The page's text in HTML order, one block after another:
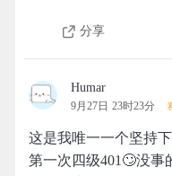
分享
Humar
9月27日 23时23分
这是我唯一一个坚持
第一次四级401🙄️没事